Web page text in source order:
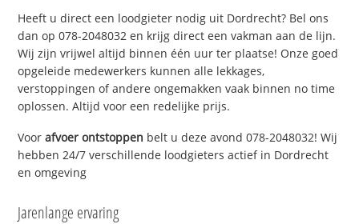
Heeft u direct een loodgieter nodig uit Dordrecht? Bel ons
dan op 078-2048032 en krijg direct een vakman aan de lijn.
Wij zijn vrijwel altijd binnen één uur ter plaatse! Onze goed
opgeleide medewerkers kunnen alle lekkages,
verstoppingen of andere ongemakken vaak binnen no time
oplossen. Altijd voor een redelijke prijs.
Voorafvoer ontstoppen belt u deze avond 078-2048032! Wij
hebben 24/7 verschillende loodgieters actief in Dordrecht
en omgeving
Jarenlange ervaring